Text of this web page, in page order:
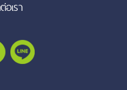
อเรา